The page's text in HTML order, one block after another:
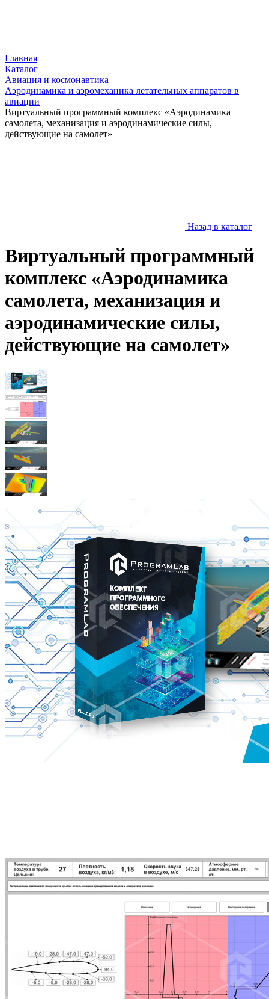
Главная
Каталог
Авиация и космонавтика
Аэродинамика и аэромеханика летательных аппаратов в
авиации
Виртуальный программный комплекс «Аэродинамика
самолета, механизация и аэродинамические силы,
действующие на самолет»
Назад в каталог
Виртуальный программный
комплекс «Аэродинамика
самолета, механизация и
аэродинамические силы,
действующие на самолет»